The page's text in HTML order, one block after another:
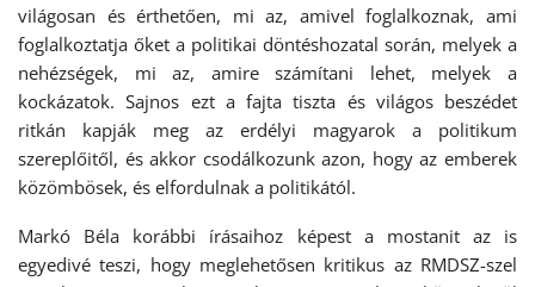
világosan és érthetően, mi az, amivel foglalkoznak, ami
foglalkoztatja őket a politikai döntéshozatal során, melyek a
nehézségek, mi az, amire számítani lehet, melyek a
kockázatok. Sajnos ezt a fajta tiszta és világos beszédet
ritkán kapják meg az erdélyi magyarok a politikum
szereplőitől, és akkor csodálkozunk azon, hogy az emberek
közömbösek, és elfordulnak a politikától.
Markó Béla korábbi írásaihoz képest a mostanit az is
egyedivé teszi, hogy meglehetősen kritikus az RMDSZ-szel